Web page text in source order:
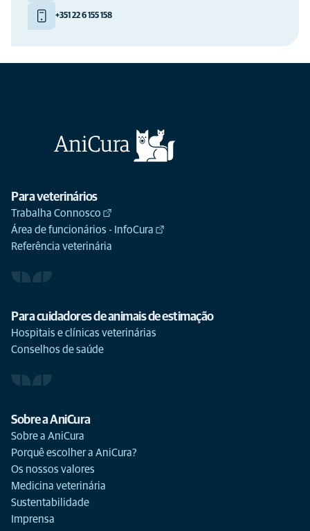
+351 22 6 155 158
Para veterinários
Trabalha Connosco
Área de funcionários - InfoCura
Referência veterinária
Para cuidadores de animais de estimação
Hospitais e clínicas veterinárias
Conselhos de saúde
Sobre a AniCura
Sobre a AniCura
Porquê escolher a AniCura?
Os nossos valores
Medicina veterinária
Sustentabilidade
Imprensa